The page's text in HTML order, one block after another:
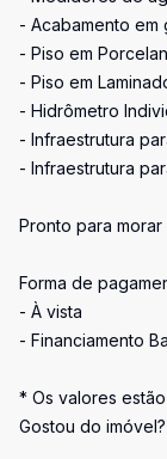
- Acabamento em
- Piso em
- Piso em
- Hidrômetro
- Infraestrutura
- Infraestrutura
Pronto para morar
Forma de
- À vista
- Financiamento
* Os valores
Gostou do